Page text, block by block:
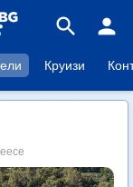
search person
Круизи